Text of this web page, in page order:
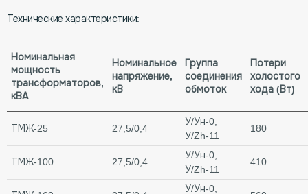
Технические характеристики:
Номинальная
мощность
трансформаторов,
кВА
Номинальное
напряжение,
кВ
Группа
соединения
обмоток
Потери
холостого
хода (Вт)
ТМЖ-25 27,5/0,4
У/Ун-0,
У/Zh-11
180
ТМЖ-100 27,5/0,4
У/Ун-0,
У/Zh-11
410
У/Ун-0,